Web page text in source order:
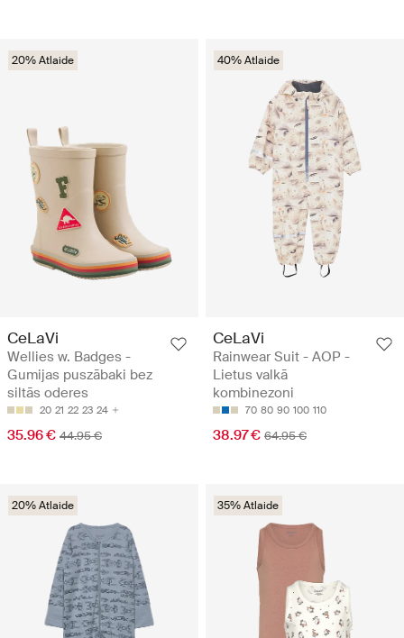
20% Atlaide
CeLaVi
Wellies w. Badges -
Gumijas puszābaki bez
siltās oderes
20 21 22 23 24
35.96 € 44.95 €
40% Atlaide
CeLaVi
Rainwear Suit - AOP -
Lietus valkā
kombinezoni
70 80 90 100 110
38.97 € 64.95 €
20% Atlaide 35% Atlaide